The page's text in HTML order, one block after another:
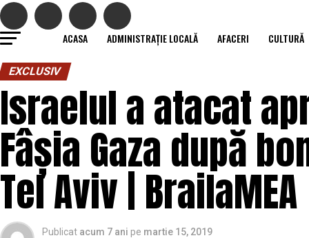
ACASA ADMINISTRAȚIE LOCALĂ AFACERI CULTURĂ
EXCLUSIV
Israelul a atacat
Fâșia Gaza după
Tel Aviv | BrailaMEA
Publicat acum 7 ani pe martie 15, 2019